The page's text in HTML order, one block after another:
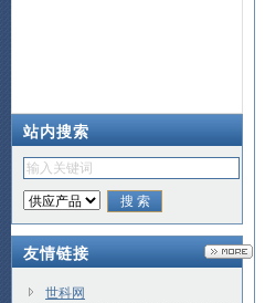
站内搜索
友情链接
世科网